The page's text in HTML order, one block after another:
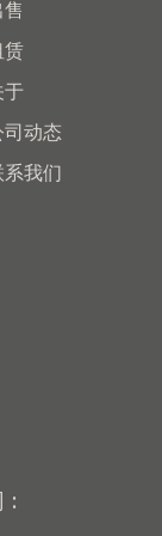
于
动态
我们
: